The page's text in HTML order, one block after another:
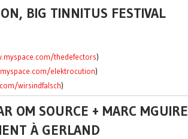
BIG TINNITUS FESTIVAL
thedefectors)
elektrocution)
wirsindfalsch)
OM SOURCE + MARC MGUIRE
À GERLAND